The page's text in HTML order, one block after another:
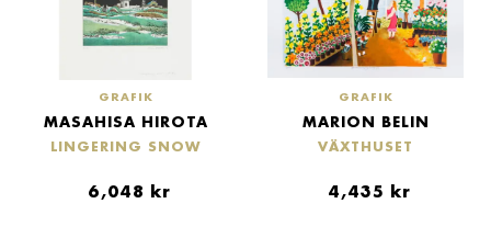
GRAFIK
MASAHISA HIROTA
LINGERING SNOW
6,048 kr
GRAFIK
MARION BELIN
VÄXTHUSET
4,435 kr